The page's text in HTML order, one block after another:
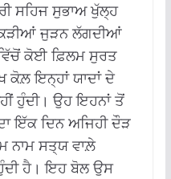
ਸਹਿਜ ਸੁਭਾਅ ਖੁੱਲ੍ਹ
ਕੜੀਆਂ ਜੁੜਨ ਲੱਗਦੀਆਂ
ਕੋਈ ਫ਼ਿਲਮ ਸੁਰਤ
ਕੋਲ਼ ਇਨ੍ਹਾਂ ਯਾਦਾਂ ਦੇ
ਹੁੰਦੀ। ਉਹ ਇਹਨਾਂ ਤੋਂ
ਇੱਕ ਦਿਨ ਅਜਿਹੀ ਦੌੜ
ਨਾਮ ਸਤ੍ਯ ਵਾਲ਼ੇ
ਹੈ। ਇਹ ਬੋਲ ਉਸ